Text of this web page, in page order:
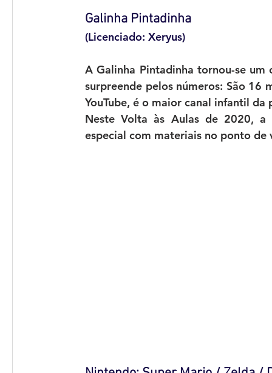
Galinha Pintadinha
(Licenciado: Xeryus)
A Galinha Pintadinha tornou-se
surpreende pelos números: São 16
YouTube, é o maior canal infantil
Neste Volta às Aulas de 2020, a
especial com materiais no ponto de